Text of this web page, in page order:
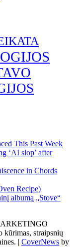
This Past Week
‘AI slop’ after
in Chords
Recipe)
albumą „Stove“
kūrimas, straipsnių
| CoverNews by